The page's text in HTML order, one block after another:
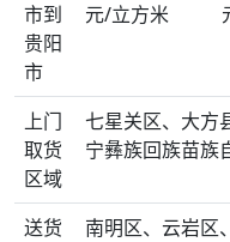
市到
贵阳
市
元/立方米
上门
取货
区域
七星关区、大方
宁彝族回族苗族
送货
南明区、云岩区